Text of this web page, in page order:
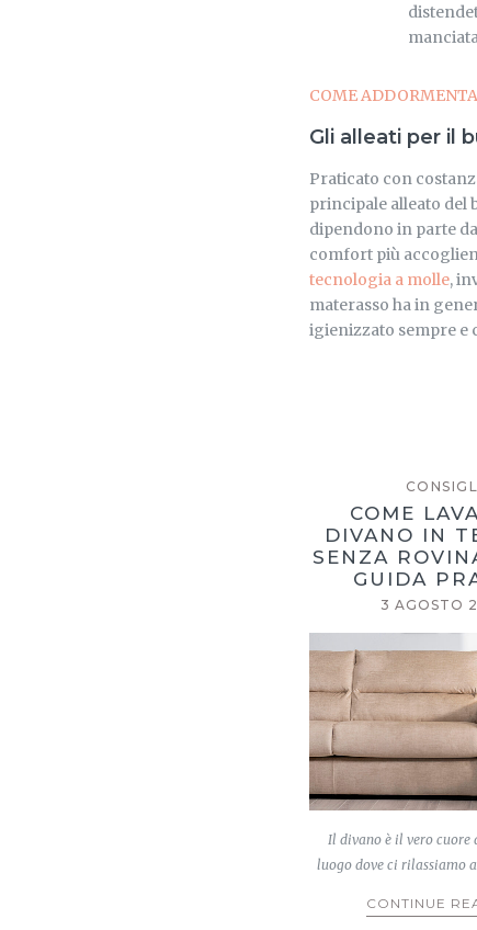
COME
Gli alleati per il
Praticato con
principale alleato del
dipendono in parte
comfort più
tecnologia a molle,
materasso ha in
igienizzato sempre e
COME
DIVANO IN
SENZA
GUIDA
3 AGOSTO
Il divano è il vero cuore
luogo dove ci rilassiamo
CONTINUE